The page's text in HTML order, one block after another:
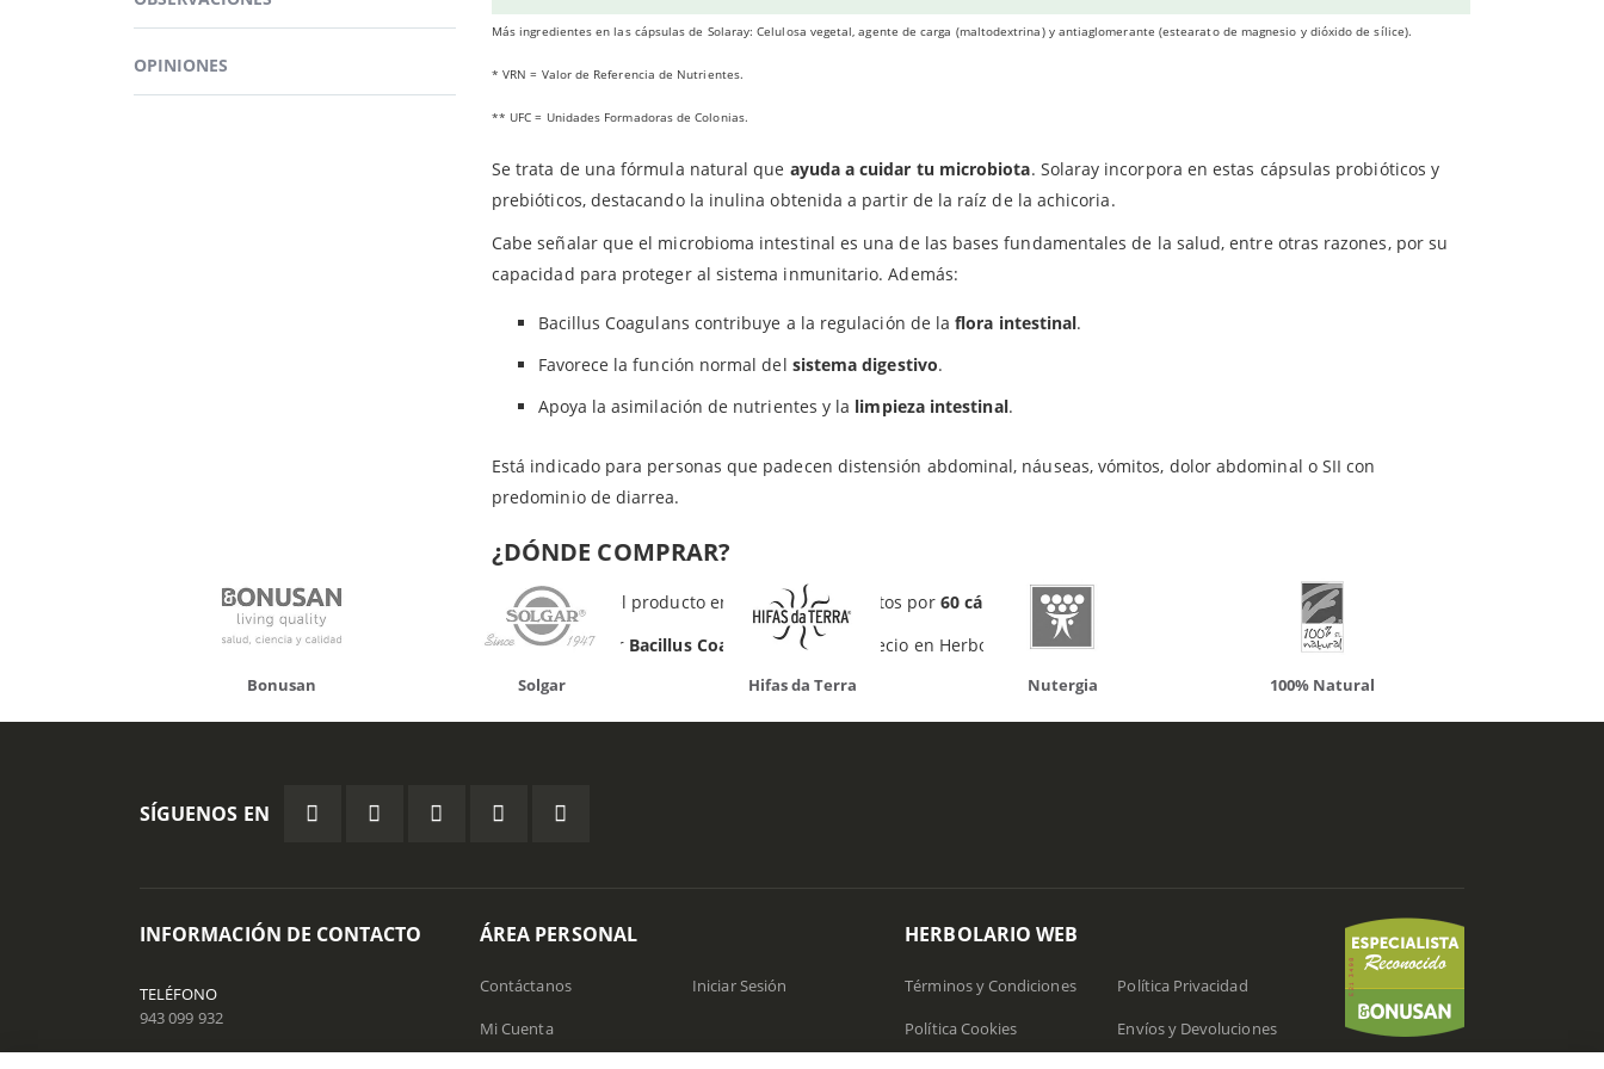
La inulina incorporada en el suplemento de Solaray aporta un efecto prebiótico, reforzando eltránsito intestinal,
BENEFICIOS
Se trata de una fórmula natural que ayuda a cuidar tu microbiota. Solaray incorpora en estas cápsulas probióticos y
prebióticos, destacando la inulina obtenida a partir de la raíz de la achicoria.
Cabe señalar que el microbioma intestinal es una de las bases fundamentales de la salud, entre otras razones, por su
capacidad para proteger al sistema inmunitario. Además:
Bacillus Coagulans contribuye a la regulación de laflora intestinal.
Favorece la función normal del sistema digestivo.
Apoya la asimilación de nutrientes y la limpieza intestinal.
Está indicado para personas que padecen distensión abdominal, náuseas, vómitos, dolor abdominal o SII con
predominio de diarrea.
¿DÓNDE COMPRAR?
Solarayvende el producto en envases compuestos por 60 cápsulas vegetales
Puedes comprar Bacillus Coagulans al mejor precio en Herbolario Web.
Más ingredientes en las cápsulas de Solaray: Celulosa vegetal, agente de carga (maltodextrina) y antiaglomerante (estearato de magnesio y dióxido de sílice).
* VRN = Valor de Referencia de Nutrientes.
** UFC = Unidades Formadoras de Colonias.
OPINIONES
Hifas da Terra Nutergia 100% Natural Solaray
SÍGUENOS EN
INFORMACIÓN DE CONTACTO
TELÉFONO
943 099 932
ÁREA PERSONAL
Contáctanos
Mi Cuenta
Iniciar Sesión
HERBOLARIO WEB
Términos y Condiciones
Política Cookies
Política Privacidad
Envíos y Devoluciones